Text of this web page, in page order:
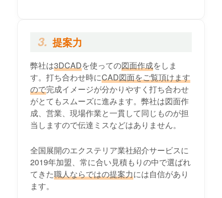
3. 提案力
弊社は3DCADを使っての図面作成をしま
す。打ち合わせ時にCAD図面をご覧頂けます
ので完成イメージが分かりやすく打ち合わせ
がとてもスムーズに進みます。弊社は図面作
成、営業、現場作業と一貫して同じものが担
当しますので伝達ミスなどはありません。
全国展開のエクステリア業社紹介サービスに
2019年加盟、常に合い見積もりの中で選ばれ
てきた職人ならではの提案力には自信があり
ます。